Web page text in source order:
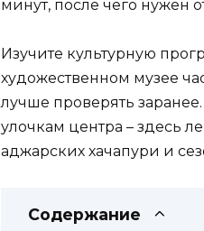
минут, после чего нужен
Изучите культурную
художественном музее
лучше проверять
улочкам центра – здесь
аджарских хачапури и
Содержание